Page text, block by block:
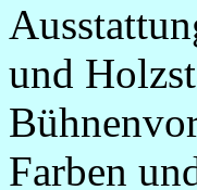
und
Farben